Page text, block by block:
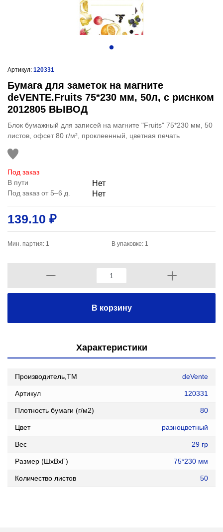
Артикул: 120331
Бумага для заметок на магните
deVENTE.Fruits 75*230 мм, 50л, с риснком
2012805 ВЫВОД
Блок бумажный для записей на магните "Fruits" 75*230 мм, 50
листов, офсет 80 г/м², проклеенный, цветная печать
Под заказ
В пути
Нет
Под заказ от 5–6 д. Нет
139.10 ₽
Мин. партия: 1 В упаковке: 1
В корзину
Характеристики
Производитель,ТМ deVente
Артикул 120331
Плотность бумаги (г/м2) 80
Цвет разноцветный
Вес 29 гр
Размер (ШxВxГ) 75*230 мм
Количество листов 50